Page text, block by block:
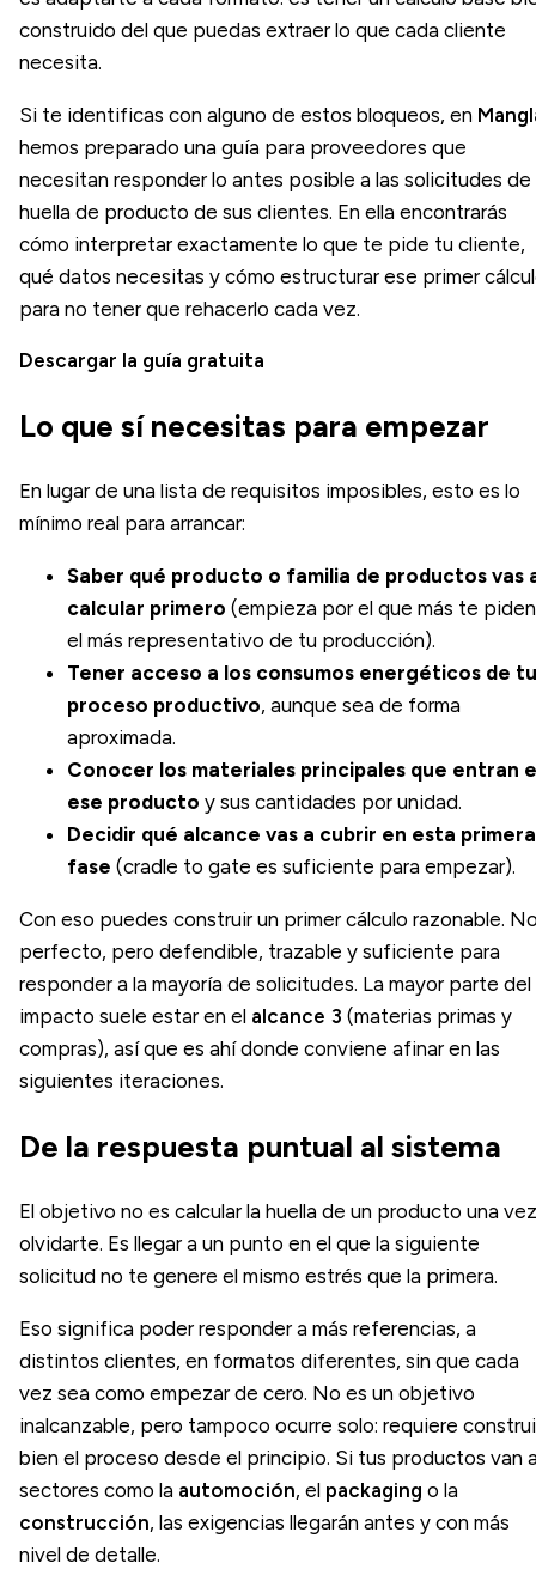
construido del que puedas extraer lo que cada cliente
necesita.
Si te identificas con alguno de estos bloqueos, en
hemos preparado una guía para proveedores que
necesitan responder lo antes posible a las solicitudes de
huella de producto de sus clientes. En ella encontrarás
cómo interpretar exactamente lo que te pide tu cliente,
qué datos necesitas y cómo estructurar ese primer
para no tener que rehacerlo cada vez.
Descargar la guía gratuita
Lo que sí necesitas para empezar
En lugar de una lista de requisitos imposibles, esto es lo
mínimo real para arrancar:
Saber qué producto o familia de productos vas
calcular primero (empieza por el que más te
el más representativo de tu producción).
Tener acceso a los consumos energéticos de tu
proceso productivo, aunque sea de forma
aproximada.
Conocer los materiales principales que entran
ese producto y sus cantidades por unidad.
Decidir qué alcance vas a cubrir en esta primera
fase (cradle to gate es suficiente para empezar).
Con eso puedes construir un primer cálculo razonable.
perfecto, pero defendible, trazable y suficiente para
responder a la mayoría de solicitudes. La mayor parte del
impacto suele estar en el alcance 3 (materias primas y
compras), así que es ahí donde conviene afinar en las
siguientes iteraciones.
De la respuesta puntual al sistema
El objetivo no es calcular la huella de un producto una
olvidarte. Es llegar a un punto en el que la siguiente
solicitud no te genere el mismo estrés que la primera.
Eso significa poder responder a más referencias, a
distintos clientes, en formatos diferentes, sin que cada
vez sea como empezar de cero. No es un objetivo
inalcanzable, pero tampoco ocurre solo: requiere
bien el proceso desde el principio. Si tus productos van
sectores como la automoción, el packaging o la
construcción, las exigencias llegarán antes y con más
nivel de detalle.